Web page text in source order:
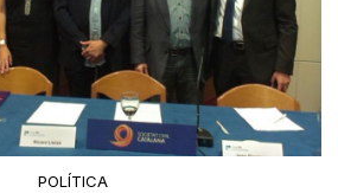
POLÍTICA